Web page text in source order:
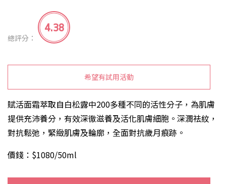
總評分：
4.38
希望有試用活動
賦活面霜萃取自白松露中200多種不同的活性分子，為肌膚
提供充沛養分，有效深徹滋養及活化肌膚細胞。深潤祛紋，
對抗鬆弛，緊緻肌膚及輪廓，全面對抗歲月痕跡。
價錢：$1080/50ml